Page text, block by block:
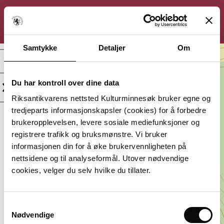
Samtykke Detaljer Om
Du har kontroll over dine data
Riksantikvarens nettsted Kulturminnesøk bruker egne og
tredjeparts informasjonskapsler (cookies) for å forbedre
brukeropplevelsen, levere sosiale mediefunksjoner og
registrere trafikk og bruksmønstre. Vi bruker
informasjonen din for å øke brukervennligheten på
nettsidene og til analyseformål. Utover nødvendige
cookies, velger du selv hvilke du tillater.
Nødvendige
Arkeologisk
minne
Innlandet,
Elverum
Vernestatus:
Automatisk
fredet
Datering:
Yngre jernalder–
middelalder
Lagt inn av:
KULTURMINNESØK